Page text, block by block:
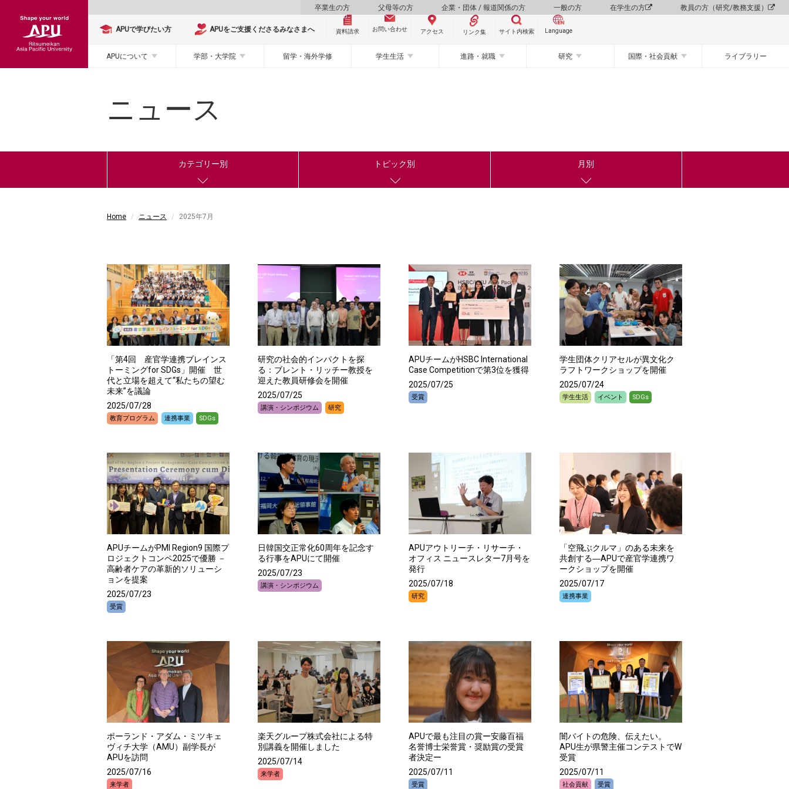
卒業生の方 父母等の方 企業・団体 / 報道関係の方 一般の方 在学生の方 教員の方（研究/教務支援）
APUで学びたい方 APUをご支援くださるみなさまへ 資料請求 お問い合わせ アクセス リンク集 サイト内検索 Language
APUについて 学部・大学院 留学・海外学修 学生生活 進路・就職 研究 国際・社会貢献 ライブラリー
ニュース
カテゴリー別 トピック別 月別
Home ニュース 2025年7月
「第4回 産官学連携ブレインス
トーミングfor SDGs」開催 世
代と立場を超えて“私たちの望む
未来”を議論
2025/07/28
教育プログラム 連携事業 SDGs
研究の社会的インパクトを探
る：ブレント・リッチー教授を
迎えた教員研修会を開催
2025/07/25
講演・シンポジウム 研究
APUチームがHSBC International
Case Competitionで第3位を獲得
2025/07/25
受賞
学生団体クリアセルが異文化ク
ラフトワークショップを開催
2025/07/24
学生生活 イベント SDGs
APUチームがPMI Region9 国際プ
ロジェクトコンペ2025で優勝 －
高齢者ケアの革新的ソリューシ
ョンを提案
2025/07/23
受賞
日韓国交正常化60周年を記念す
る行事をAPUにて開催
2025/07/23
講演・シンポジウム
APUアウトリーチ・リサーチ・
オフィス ニュースレター7月号を
発行
2025/07/18
研究
「空飛ぶクルマ」のある未来を
共創する―APUで産官学連携ワ
ークショップを開催
2025/07/17
連携事業
ポーランド・アダム・ミツキェ
ヴィチ大学（AMU）副学長が
APUを訪問
2025/07/16
来学者
楽天グループ株式会社による特
別講義を開催しました
2025/07/14
来学者
APUで最も注目の賞ー安藤百福
名誉博士栄誉賞・奨励賞の受賞
者決定ー
2025/07/11
受賞
闇バイトの危険、伝えたい。
APU生が県警主催コンテストでW
受賞
2025/07/11
社会貢献 受賞